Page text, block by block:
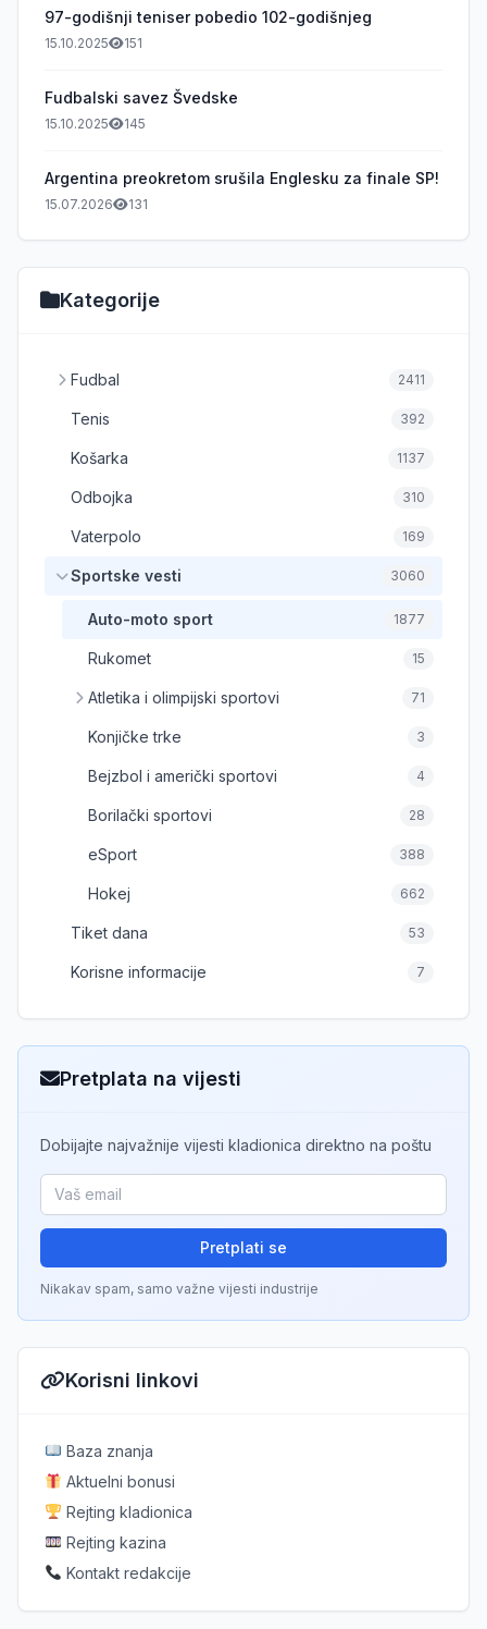
97-godišnji teniser pobedio 102-godišnjeg
15.10.2025 151
Fudbalski savez Švedske
15.10.2025 145
Argentina preokretom srušila Englesku za finale SP!
15.07.2026 131
Kategorije
Fudbal 2411
Tenis 392
Košarka 1137
Odbojka 310
Vaterpolo 169
Sportske vesti 3060
Auto-moto sport 1877
Rukomet 15
Atletika i olimpijski sportovi 71
Konjičke trke 3
Bejzbol i američki sportovi 4
Borilački sportovi 28
eSport 388
Hokej 662
Tiket dana 53
Korisne informacije 7
Pretplata na vijesti
Dobijajte najvažnije vijesti kladionica direktno na poštu
Pretplati se
Nikakav spam, samo važne vijesti industrije
Korisni linkovi
Baza znanja
Aktuelni bonusi
Rejting kladionica
Rejting kazina
Kontakt redakcije